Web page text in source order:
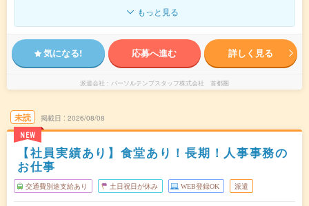
もっと見る
気になる! 応募へ進む 詳しく見る
派遣会社 パーソルテンプスタッフ株式会社 首都圏
未読
NEW
掲載日 2026/08/08
【社員実績あり】食堂あり！長期！人事事務の
お仕事
交通費別途支給あり 土日祝日が休み WEB登録OK 派遣